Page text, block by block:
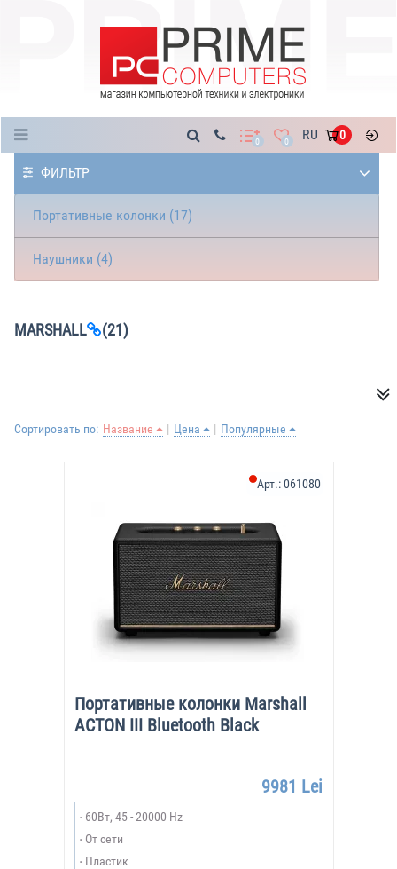
0 0 RU 0
ФИЛЬТР
Портативные колонки (17)
Наушники (4)
MARSHALL (21)
Сортировать по: Название Цена Популярные
Портативные колонки Marshall
ACTON III Bluetooth Black
Арт.:061080
9981 Lei
60Вт, 45 - 20000 Hz
От сети
Пластик